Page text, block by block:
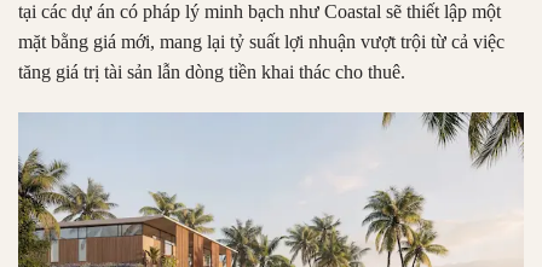
tại các dự án có pháp lý minh bạch như Coastal sẽ thiết lập một
mặt bằng giá mới, mang lại tỷ suất lợi nhuận vượt trội từ cả việc
tăng giá trị tài sản lẫn dòng tiền khai thác cho thuê.